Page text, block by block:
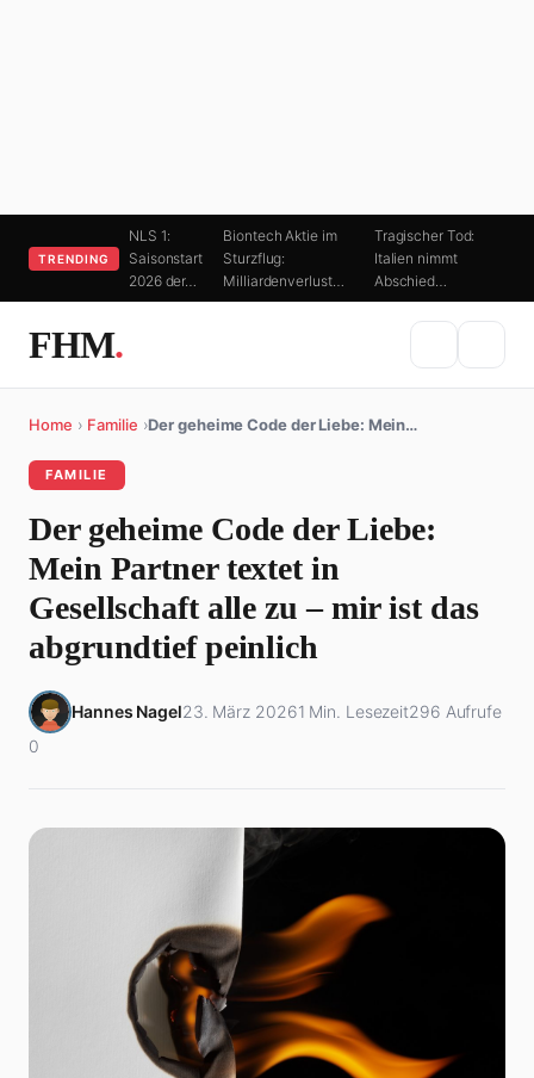
TRENDING
NLS 1:
Saisonstart
2026 der…
Biontech Aktie im
Sturzflug:
Milliardenverlust…
Tragischer Tod:
Italien nimmt
Abschied…
FHM.
Home › Familie ›Der geheime Code der Liebe: Mein…
FAMILIE
Der geheime Code der Liebe:
Mein Partner textet in
Gesellschaft alle zu – mir ist das
abgrundtief peinlich
Hannes Nagel23. März 20261 Min. Lesezeit296 Aufrufe
0